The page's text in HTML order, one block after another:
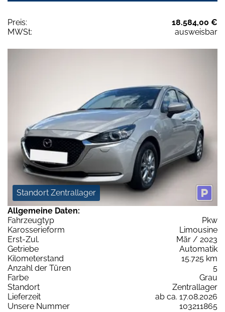
Preis:
18.584,00 €
MWSt:
ausweisbar
Standort Zentrallager
Allgemeine Daten:
Fahrzeugtyp
Pkw
Karosserieform
Limousine
Erst-Zul.
Mär / 2023
Getriebe
Automatik
Kilometerstand
15.725 km
Anzahl der Türen
5
Farbe
Grau
Standort
Zentrallager
Lieferzeit
ab ca. 17.08.2026
Unsere Nummer
103211865